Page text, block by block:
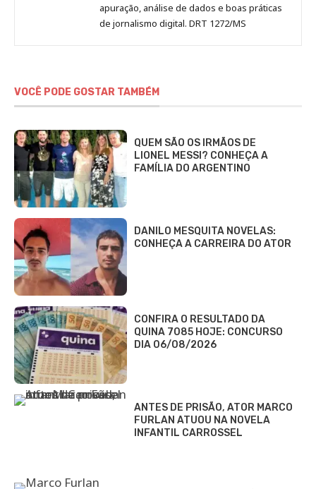
apuração, análise de dados e boas práticas
de jornalismo digital. DRT 1272/MS
VOCÊ PODE GOSTAR TAMBÉM
QUEM SÃO OS IRMÃOS DE
LIONEL MESSI? CONHEÇA A
FAMÍLIA DO ARGENTINO
DANILO MESQUITA NOVELAS:
CONHEÇA A CARREIRA DO ATOR
CONFIRA O RESULTADO DA
QUINA 7085 HOJE: CONCURSO
DIA 06/08/2026
ANTES DE PRISÃO, ATOR MARCO
FURLAN ATUOU NA NOVELA
INFANTIL CARROSSEL